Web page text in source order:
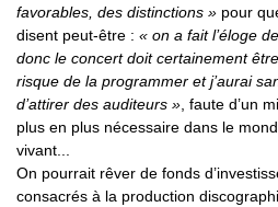
favorables, des distinctions » pour
disent peut-être : « on a fait l’éloge
donc le concert doit certainement
risque de la programmer et j’aurai
d’attirer des auditeurs » , faute d’un
plus en plus nécessaire dans le
vivant...
On pourrait rêver de fonds
consacrés à la production